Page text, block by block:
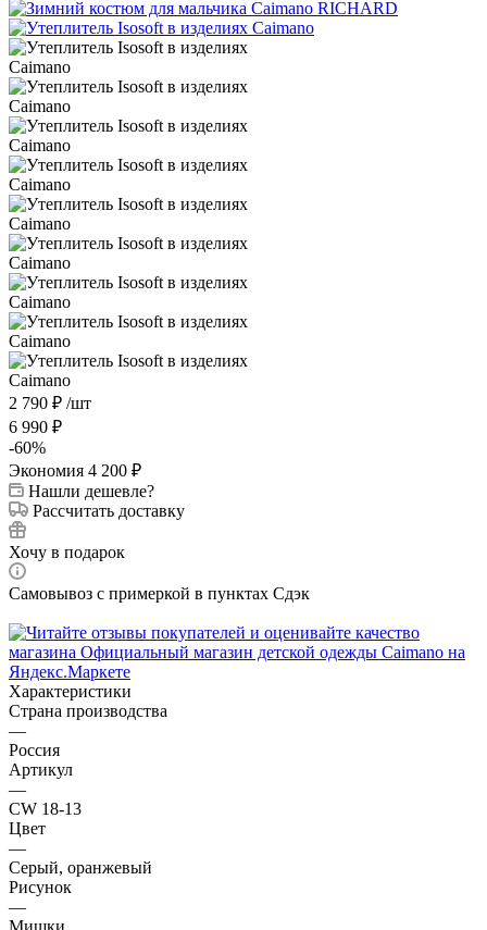
2 790 ₽ /шт
6 990 ₽
-60%
Экономия 4 200 ₽
Нашли дешевле?
Рассчитать доставку
Хочу в подарок
Самовывоз с примеркой в пунктах Сдэк
Характеристики
Страна производства
—
Россия
Артикул
—
CW 18-13
Цвет
—
Серый, оранжевый
Рисунок
—
Мишки